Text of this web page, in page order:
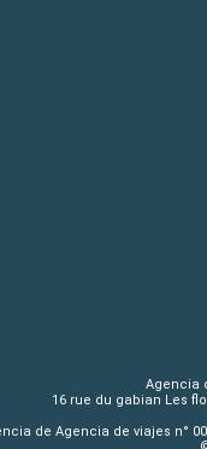
Agencia
16 rue du gabian Les
de Agencia de viajes n°